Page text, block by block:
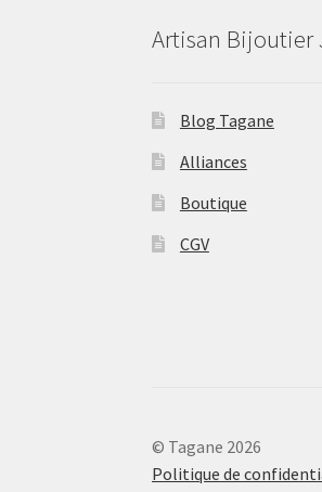
Artisan Bijoutier
Blog Tagane
Alliances
Boutique
CGV
© Tagane 2026
Politique de